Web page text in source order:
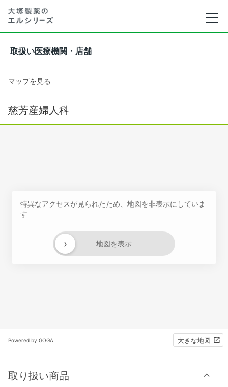
取扱い医療機関・店舗
マップを見る
慈芳産婦人科
特異なアクセスが見られたため、地図を非表示にしていま
す
地図を表示
›
Powered by GOGA 大きな地図
取り扱い商品